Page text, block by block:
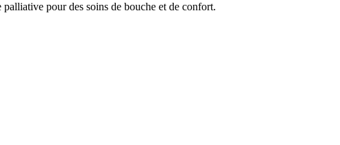
pour des soins de bouche et de confort.